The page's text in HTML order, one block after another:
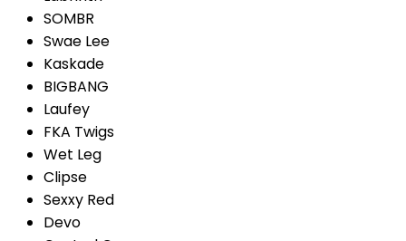
SOMBR
Swae Lee
Kaskade
BIGBANG
Laufey
FKA Twigs
Wet Leg
Clipse
Sexxy Red
Devo